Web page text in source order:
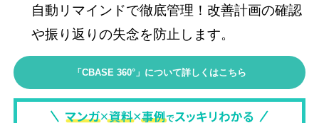
自動リマインドで徹底管理！改善計画の確認
や振り返りの失念を防止します。
「CBASE 360°」について詳しくはこちら